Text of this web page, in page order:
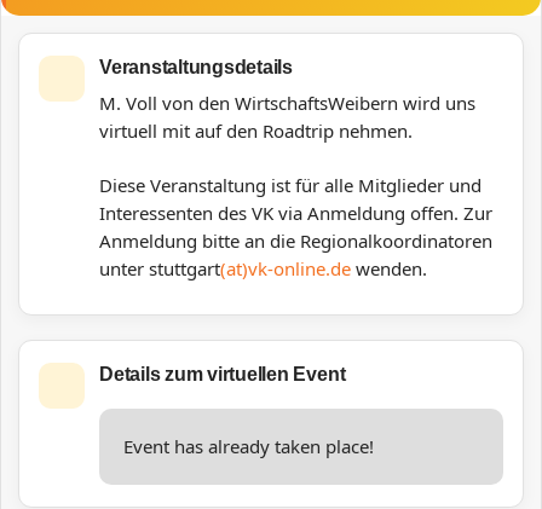
Veranstaltungsdetails
M. Voll von den WirtschaftsWeibern wird uns
virtuell mit auf den Roadtrip nehmen.
Diese Veranstaltung ist für alle Mitglieder und
Interessenten des VK via Anmeldung offen. Zur
Anmeldung bitte an die Regionalkoordinatoren
unter stuttgart(at)vk-online.de wenden.
Details zum virtuellen Event
Event has already taken place!